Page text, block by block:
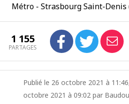
Métro - Strasbourg Saint-Denis
1 155
PARTAGES
Publié le 26 octobre 2021 à
octobre 2021 à 09:02 par